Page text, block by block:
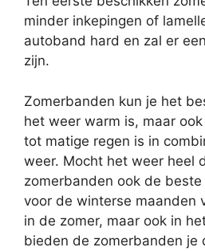
minder inkepingen of
autoband hard en zal er
zijn.
Zomerbanden kun je het
het weer warm is, maar
tot matige regen is in
weer. Mocht het weer heel
zomerbanden ook de
voor de winterse maanden
in de zomer, maar ook in
bieden de zomerbanden je